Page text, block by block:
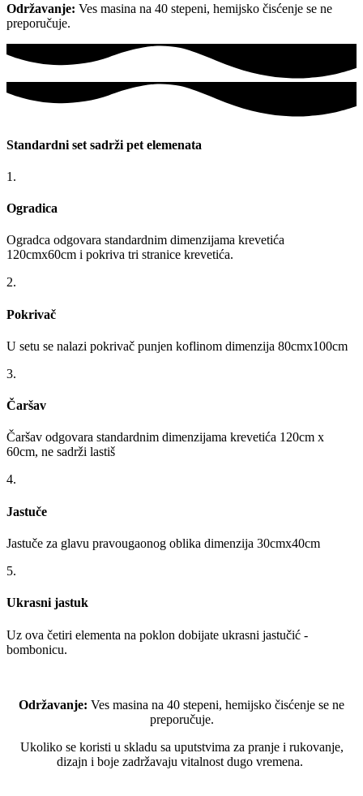
Održavanje: Ves masina na 40 stepeni, hemijsko čisćenje se ne
preporučuje.
Standardni set sadrži pet elemenata
1.
Ogradica
Ogradca odgovara standardnim dimenzijama krevetića
120cmx60cm i pokriva tri stranice krevetića.
2.
Pokrivač
U setu se nalazi pokrivač punjen koflinom dimenzija 80cmx100cm
3.
Čaršav
Čaršav odgovara standardnim dimenzijama krevetića 120cm x
60cm, ne sadrži lastiš
4.
Jastuče
Jastuče za glavu pravougaonog oblika dimenzija 30cmx40cm
5.
Ukrasni jastuk
Uz ova četiri elementa na poklon dobijate ukrasni jastučić -
bombonicu.
Održavanje: Ves masina na 40 stepeni, hemijsko čisćenje se ne
preporučuje.
Ukoliko se koristi u skladu sa uputstvima za pranje i rukovanje,
dizajn i boje zadržavaju vitalnost dugo vremena.